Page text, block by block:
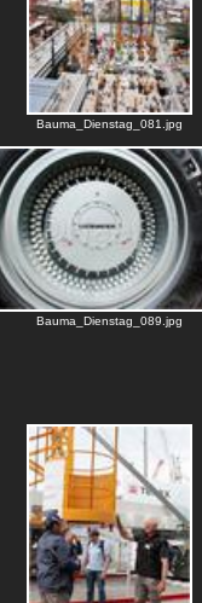
Bauma_Dienstag_081.jpg
Bauma_Dienstag_089.jpg